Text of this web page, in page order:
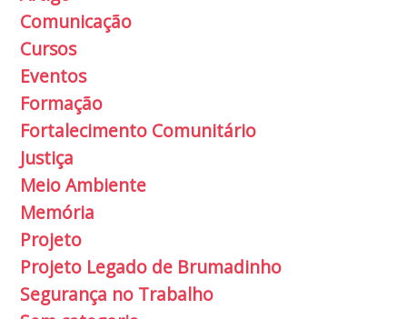
Comunicação
Cursos
Eventos
Formação
Fortalecimento Comunitário
Justiça
Meio Ambiente
Memória
Projeto
Projeto Legado de Brumadinho
Segurança no Trabalho